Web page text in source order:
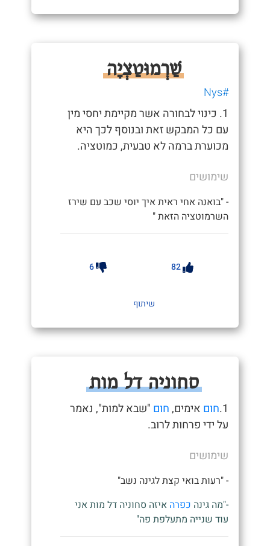
שַׁרְמוּטַצְיָה
#Nys
1. כינוי לבחורה אשר מקיימת יחסי מין
עם כל המבקש זאת ובנוסף לכך היא
מכוערת ברמה לא טבעית, כמוטציה.
שימושים
- "בואנה אחי ראית איך יוסי שכב עם שירז
השרמוטציה הזאת "
82
6
שיתוף
סחוניה דל מות
1. חום אימים,חום "שבא למות", נאמר
על ידי פרחות לרוב.
שימושים
- "רעות בואי קצת לגינה נשב"
-"מה גינה כפרה איזה סחוניה דל מות אני
עוד שנייה מתעלפת פה"